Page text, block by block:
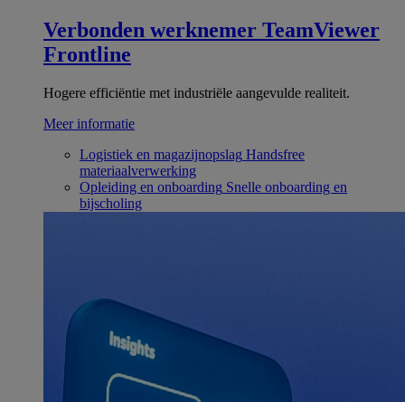
Verbonden werknemer TeamViewer
Frontline
Hogere efficiëntie met industriële aangevulde realiteit.
Meer informatie
Logistiek en magazijnopslag Handsfree
materiaalverwerking
Opleiding en onboarding Snelle onboarding en
bijscholing